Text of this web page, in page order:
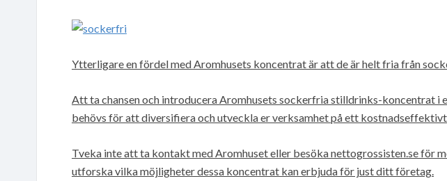
Ytterligare en fördel med Aromhusets koncentrat är att de är helt fria från
Att ta chansen och introducera Aromhusets sockerfria stilldrinks-koncentrat i
behövs för att diversifiera och utveckla er verksamhet på ett
Tveka inte att ta kontakt med Aromhuset eller besöka nettogrossisten.se för
utforska vilka möjligheter dessa koncentrat kan erbjuda för just ditt företag.